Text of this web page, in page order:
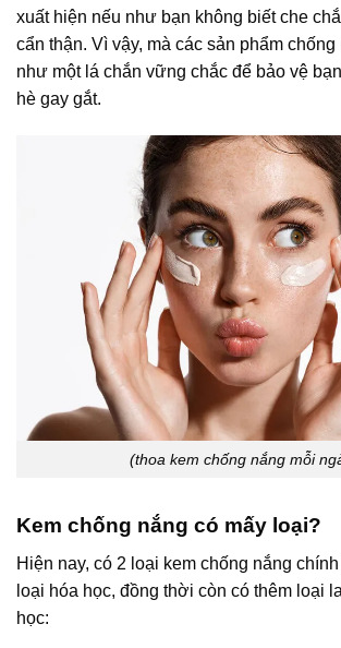
xuất hiện nếu như bạn không biết che
cẩn thận. Vì vậy, mà các sản phẩm
như một lá chắn vững chắc để bảo vệ
hè gay gắt.
(thoa kem chống nắng mỗi
Kem chống nắng có mấy loại?
Hiện nay, có 2 loại kem chống nắng
loại hóa học, đồng thời còn có thêm loại
học: